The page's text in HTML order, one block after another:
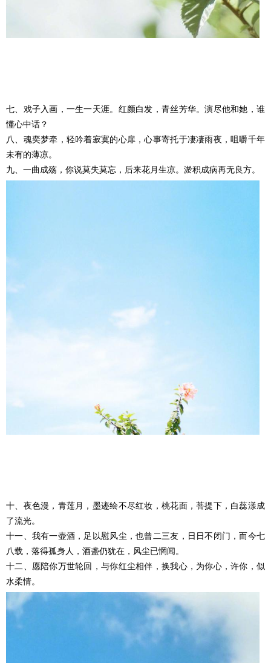
七、戏子入画，一生一天涯。红颜白发，青丝芳华。演尽他和她，谁
懂心中话？
八、魂奕梦牵，轻吟着寂寞的心扉，心事寄托于凄凄雨夜，咀嚼千年
未有的薄凉。
九、一曲成殇，你说莫失莫忘，后来花月生凉。淤积成病再无良方。
十、夜色漫，青莲月，墨迹绘不尽红妆，桃花面，菩提下，白蕊漾成
了流光。
十一、我有一壶酒，足以慰风尘，也曾二三友，日日不闭门，而今七
八载，落得孤身人，酒盏仍犹在，风尘已惘闻。
十二、愿陪你万世轮回，与你红尘相伴，换我心，为你心，许你，似
水柔情。